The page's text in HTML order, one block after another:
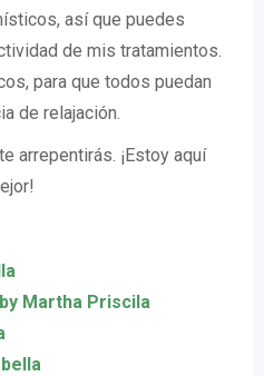
así que puedes
de mis tratamientos.
para que todos puedan
de relajación.
arrepentirás. ¡Estoy aquí
Martha Priscila